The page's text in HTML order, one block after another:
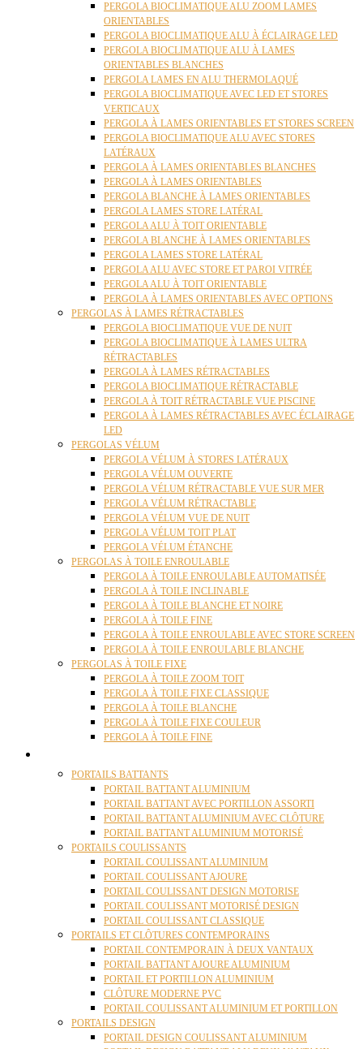
PERGOLA BIOCLIMATIQUE ALU ZOOM LAMES
ORIENTABLES
PERGOLA BIOCLIMATIQUE ALU À ÉCLAIRAGE LED
PERGOLA BIOCLIMATIQUE ALU À LAMES
ORIENTABLES BLANCHES
PERGOLA LAMES EN ALU THERMOLAQUÉ
PERGOLA BIOCLIMATIQUE AVEC LED ET STORES
VERTICAUX
PERGOLA À LAMES ORIENTABLES ET STORES SCREEN
PERGOLA BIOCLIMATIQUE ALU AVEC STORES
LATÉRAUX
PERGOLA À LAMES ORIENTABLES BLANCHES
PERGOLA À LAMES ORIENTABLES
PERGOLA BLANCHE À LAMES ORIENTABLES
PERGOLA LAMES STORE LATÉRAL
PERGOLA ALU À TOIT ORIENTABLE
PERGOLA BLANCHE À LAMES ORIENTABLES
PERGOLA LAMES STORE LATÉRAL
PERGOLA ALU AVEC STORE ET PAROI VITRÉE
PERGOLA ALU À TOIT ORIENTABLE
PERGOLA À LAMES ORIENTABLES AVEC OPTIONS
PERGOLAS À LAMES RÉTRACTABLES
PERGOLA BIOCLIMATIQUE VUE DE NUIT
PERGOLA BIOCLIMATIQUE À LAMES ULTRA
RÉTRACTABLES
PERGOLA À LAMES RÉTRACTABLES
PERGOLA BIOCLIMATIQUE RÉTRACTABLE
PERGOLA À TOIT RÉTRACTABLE VUE PISCINE
PERGOLA À LAMES RÉTRACTABLES AVEC ÉCLAIRAGE
LED
PERGOLAS VÉLUM
PERGOLA VÉLUM À STORES LATÉRAUX
PERGOLA VÉLUM OUVERTE
PERGOLA VÉLUM RÉTRACTABLE VUE SUR MER
PERGOLA VÉLUM RÉTRACTABLE
PERGOLA VÉLUM VUE DE NUIT
PERGOLA VÉLUM TOIT PLAT
PERGOLA VÉLUM ÉTANCHE
PERGOLAS À TOILE ENROULABLE
PERGOLA À TOILE ENROULABLE AUTOMATISÉE
PERGOLA À TOILE INCLINABLE
PERGOLA À TOILE BLANCHE ET NOIRE
PERGOLA À TOILE FINE
PERGOLA À TOILE ENROULABLE AVEC STORE SCREEN
PERGOLA À TOILE ENROULABLE BLANCHE
PERGOLAS À TOILE FIXE
PERGOLA À TOILE ZOOM TOIT
PERGOLA À TOILE FIXE CLASSIQUE
PERGOLA À TOILE BLANCHE
PERGOLA À TOILE FIXE COULEUR
PERGOLA À TOILE FINE
PORTAILS BATTANTS
PORTAIL BATTANT ALUMINIUM
PORTAIL BATTANT AVEC PORTILLON ASSORTI
PORTAIL BATTANT ALUMINIUM AVEC CLÔTURE
PORTAIL BATTANT ALUMINIUM MOTORISÉ
PORTAILS COULISSANTS
PORTAIL COULISSANT ALUMINIUM
PORTAIL COULISSANT AJOURE
PORTAIL COULISSANT DESIGN MOTORISE
PORTAIL COULISSANT MOTORISÉ DESIGN
PORTAIL COULISSANT CLASSIQUE
PORTAILS ET CLÔTURES CONTEMPORAINS
PORTAIL CONTEMPORAIN À DEUX VANTAUX
PORTAIL BATTANT AJOURE ALUMINIUM
PORTAIL ET PORTILLON ALUMINIUM
CLÔTURE MODERNE PVC
PORTAIL COULISSANT ALUMINIUM ET PORTILLON
PORTAILS DESIGN
PORTAIL DESIGN COULISSANT ALUMINIUM